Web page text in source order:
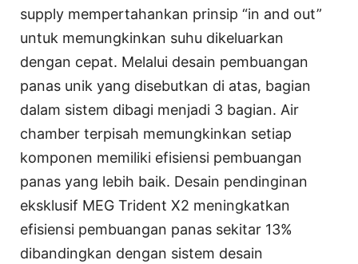
supply mempertahankan prinsip “in and out”
untuk memungkinkan suhu dikeluarkan
dengan cepat. Melalui desain pembuangan
panas unik yang disebutkan di atas, bagian
dalam sistem dibagi menjadi 3 bagian. Air
chamber terpisah memungkinkan setiap
komponen memiliki efisiensi pembuangan
panas yang lebih baik. Desain pendinginan
eksklusif MEG Trident X2 meningkatkan
efisiensi pembuangan panas sekitar 13%
dibandingkan dengan sistem desain